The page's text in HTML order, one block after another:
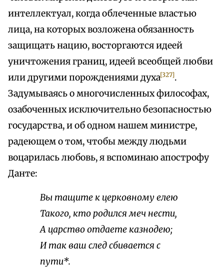
интеллектуал, когда облеченные властью
лица, на которых возложена обязанность
защищать нацию, восторгаются идеей
уничтожения границ, идеей всеобщей любви
или другими порождениями духа[327].
Задумываясь о многочисленных философах,
озабоченных исключительно безопасностью
государства, и об одном нашем министре,
радеющем о том, чтобы между людьми
воцарилась любовь, я вспоминаю апострофу
Данте:
Вы тащите к церковному елею
Такого, кто родился меч нести,
А царство отдаете казнодею;
И так ваш след сбивается с
пути*.